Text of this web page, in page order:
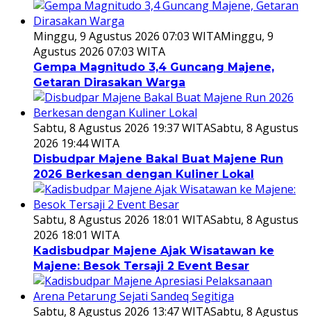
Minggu, 9 Agustus 2026 07:03 WITAMinggu, 9
Agustus 2026 07:03 WITA
Gempa Magnitudo 3,4 Guncang Majene,
Getaran Dirasakan Warga
Sabtu, 8 Agustus 2026 19:37 WITASabtu, 8 Agustus
2026 19:44 WITA
Disbudpar Majene Bakal Buat Majene Run
2026 Berkesan dengan Kuliner Lokal
Sabtu, 8 Agustus 2026 18:01 WITASabtu, 8 Agustus
2026 18:01 WITA
Kadisbudpar Majene Ajak Wisatawan ke
Majene: Besok Tersaji 2 Event Besar
Sabtu, 8 Agustus 2026 13:47 WITASabtu, 8 Agustus